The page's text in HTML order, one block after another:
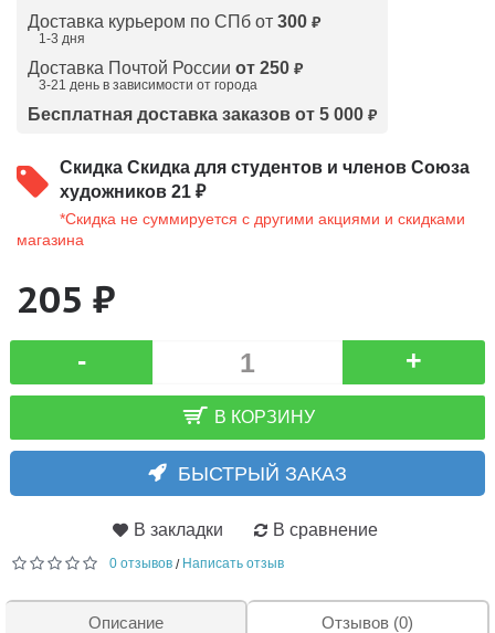
Доставка курьером по СПб от 300 ₽
1-3 дня
Доставка Почтой России от 250 ₽
3-21 день в зависимости от города
Бесплатная доставка заказов от 5 000 ₽
Скидка Скидка для студентов и членов Союза
художников 21 ₽
*Скидка не суммируется с другими акциями и скидками
магазина
205 ₽
- +
В КОРЗИНУ
БЫСТРЫЙ ЗАКАЗ
В закладки В сравнение
0 отзывов / Написать отзыв
Описание Отзывов (0)